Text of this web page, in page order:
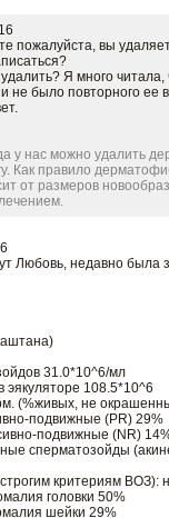
пожалуйста, вы
Я много
не было повторного ее
у нас можно удалить
Как правило
от размеров
Любовь, недавно
31.0*10^6/мл
эякуляторе 108.5*10^6
(%живых, не
подвижные (PR) 29%
подвижные (NR)
сперматозойды
критериям ВОЗ):
головки 50%
шейки 29%